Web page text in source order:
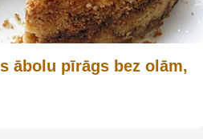
ābolu pīrāgs bez olām,